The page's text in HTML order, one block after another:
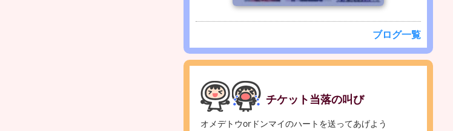
ブログ一覧
チケット当落の叫び
オメデトウorドンマイのハートを送ってあげよう